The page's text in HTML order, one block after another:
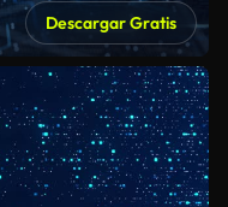
Descargar Gratis